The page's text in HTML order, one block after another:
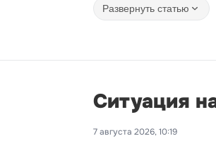
Развернуть статью
Ситуация
7 августа 2026, 10:19